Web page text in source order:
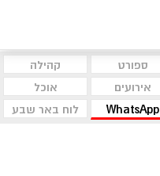
ספורט
קהילה
אירועים
אוכל
WhatsApp לוח באר שבע